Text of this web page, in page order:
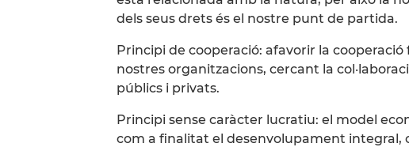
dels seus drets és el nostre punt de partida.
Principi de cooperació: afavorir la
nostres organitzacions, cercant la
públics i privats.
Principi sense caràcter lucratiu: el model
com a finalitat el desenvolupament integral,